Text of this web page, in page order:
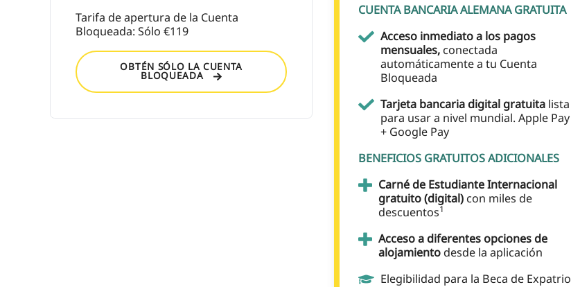
Tarifa de apertura de la Cuenta
Bloqueada: Sólo €119
OBTÉN SÓLO LA CUENTA
BLOQUEADA
CUENTA BANCARIA ALEMANA GRATUITA
Acceso inmediato a los pagos
mensuales, conectada
automáticamente a tu Cuenta
Bloqueada
Tarjeta bancaria digital gratuita lista
para usar a nivel mundial. Apple Pay
+ Google Pay
BENEFICIOS GRATUITOS ADICIONALES
Carné de Estudiante Internacional
gratuito (digital) con miles de
descuentos1
Acceso a diferentes opciones de
alojamientodesde la aplicación
Elegibilidad para la Beca de Expatrio